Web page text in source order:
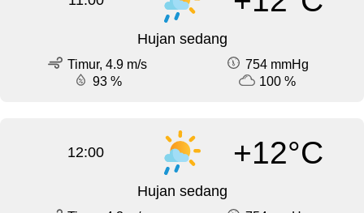
Hujan sedang
Timur, 4.9 m/s
754 mmHg
93 %
100 %
12:00 +12°C
Hujan sedang